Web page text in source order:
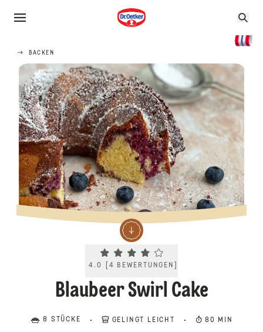
BACKEN
Current rating 4.0. Click to rate.
4.0 4 BEWERTUNGEN
Blaubeer Swirl Cake
8 STÜCKE GELINGT LEICHT 80 MIN